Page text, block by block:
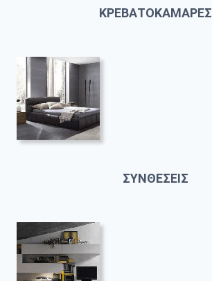
ΚΡΕΒΑΤΟΚΑΜΑΡΕΣ
ΣΥΝΘΕΣΕΙΣ